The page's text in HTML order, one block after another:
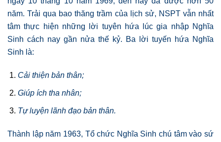
năm. Trải qua bao thăng trầm của lịch sử, NSPT vẫn nhất
tâm thực hiện những lời tuyên hứa lúc gia nhập Nghĩa
Sinh cách nay gần nửa thế kỷ. Ba lời tuyến hứa Nghĩa
Sinh là:
Cải thiện bản thân;
Giúp ích tha nhân;
Tự luyện lãnh đạo bản thân.
Thành lập năm 1963, Tổ chức Nghĩa Sinh chú tâm vào sứ